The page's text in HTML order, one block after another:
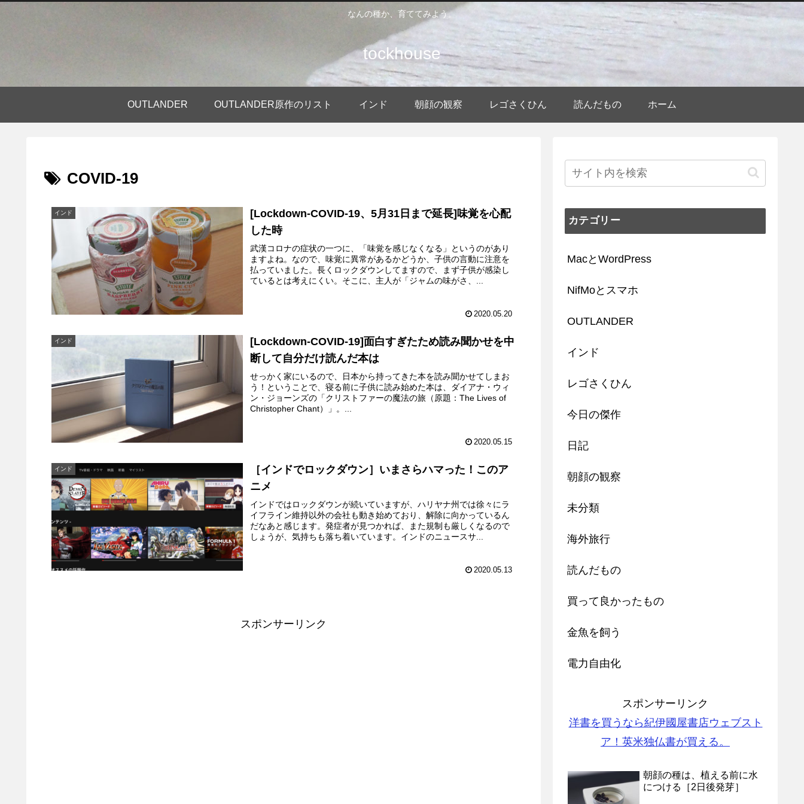
なんの種か、育ててみよう。
tockhouse
OUTLANDER OUTLANDER原作のリスト インド 朝顔の観察 レゴさくひん 読んだもの ホーム
COVID-19
インド
[Lockdown-COVID-19、5月31日まで延長]味覚を心配
した時
武漢コロナの症状の一つに、「味覚を感じなくなる」というのがあり
ますよね。なので、味覚に異常があるかどうか、子供の言動に注意を
払っていました。長くロックダウンしてますので、まず子供が感染し
ているとは考えにくい。そこに、主人が「ジャムの味がさ、...
2020.05.20
インド
[Lockdown-COVID-19]面白すぎたため読み聞かせを中
断して自分だけ読んだ本は
せっかく家にいるので、日本から持ってきた本を読み聞かせてしまお
う！ということで、寝る前に子供に読み始めた本は、ダイアナ・ウィ
ン・ジョーンズの「クリストファーの魔法の旅（原題：The Lives of
Christopher Chant）」。...
2020.05.15
インド
［インドでロックダウン］いまさらハマった！このア
ニメ
インドではロックダウンが続いていますが、ハリヤナ州では徐々にラ
イフライン維持以外の会社も動き始めており、解除に向かっているん
だなあと感じます。発症者が見つかれば、また規制も厳しくなるので
しょうが、気持ちも落ち着いています。インドのニュースサ...
2020.05.13
スポンサーリンク
カテゴリー
MacとWordPress
NifMoとスマホ
OUTLANDER
インド
レゴさくひん
今日の傑作
日記
朝顔の観察
未分類
海外旅行
読んだもの
買って良かったもの
金魚を飼う
電力自由化
スポンサーリンク
洋書を買うなら紀伊國屋書店ウェブスト
ア！英米独仏書が買える。
朝顔の種は、植える前に水
につける［2日後発芽］